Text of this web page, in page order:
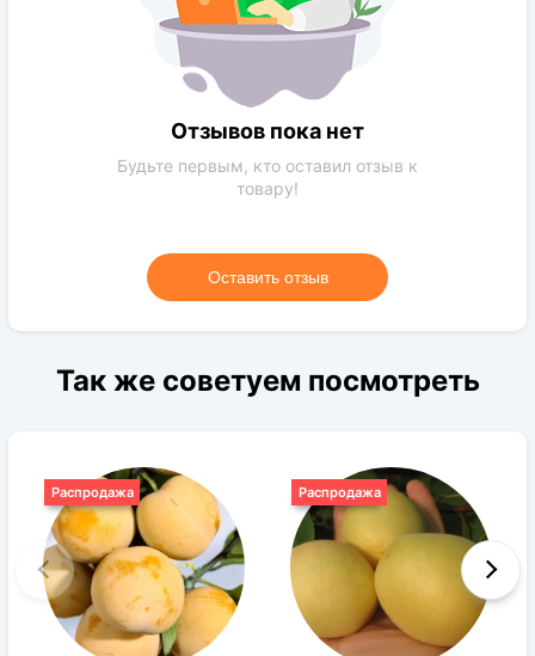
Отзывов пока нет
Будьте первым, кто оставил отзыв к
товару!
Оставить отзыв
Так же советуем посмотреть
Распродажа Распродажа